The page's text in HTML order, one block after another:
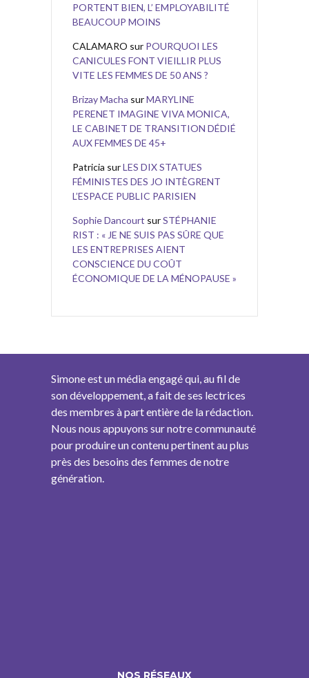
PORTENT BIEN, L’ EMPLOYABILITÉ
BEAUCOUP MOINS
CALAMARO sur POURQUOI LES
CANICULES FONT VIEILLIR PLUS
VITE LES FEMMES DE 50 ANS ?
Brizay Macha surMARYLINE
PERENET IMAGINE VIVA MONICA,
LE CABINET DE TRANSITION DÉDIÉ
AUX FEMMES DE 45+
Patricia surLES DIX STATUES
FÉMINISTES DES JO INTÈGRENT
L’ESPACE PUBLIC PARISIEN
Sophie Dancourt surSTÉPHANIE
RIST : « JE NE SUIS PAS SÛRE QUE
LES ENTREPRISES AIENT
CONSCIENCE DU COÛT
ÉCONOMIQUE DE LA MÉNOPAUSE »
Simone est un média engagé qui, au fil de
son développement, a fait de ses lectrices
des membres à part entière de la rédaction.
Nous nous appuyons sur notre communauté
pour produire un contenu pertinent au plus
près des besoins des femmes de notre
génération.
NOS RÉSEAUX